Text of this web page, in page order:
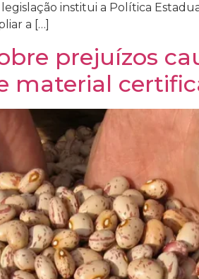
institui a Política
a […]
prejuízos
material